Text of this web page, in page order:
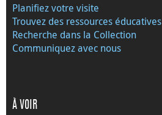
Planifiez votre visite
Trouvez des ressources éducatives
Recherche dans la Collection
Communiquez avec nous
À VOIR